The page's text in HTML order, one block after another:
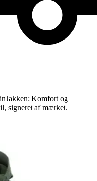
Komfort og
signeret af mærket.